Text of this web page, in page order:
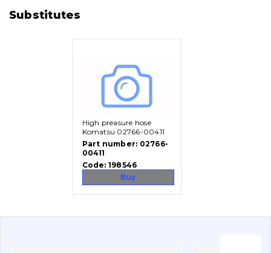
About Us
Filters and lubricants
Substitutes
High preasure hose
Komatsu 02766-00411
Part number: 02766-
00411
Code: 198546
Buy